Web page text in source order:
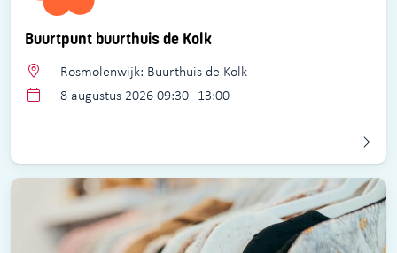
Buurtpunt buurthuis de Kolk
Rosmolenwijk: Buurthuis de Kolk
8 augustus 2026 09:30 - 13:00